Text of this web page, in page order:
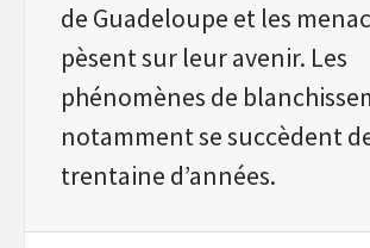
de Guadeloupe et les
pèsent sur leur avenir. Les
phénomènes de
notamment se succèdent
trentaine d’années.